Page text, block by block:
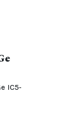
IC5-